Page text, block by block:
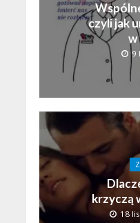
czyli jak
w
9
krzyczą
18